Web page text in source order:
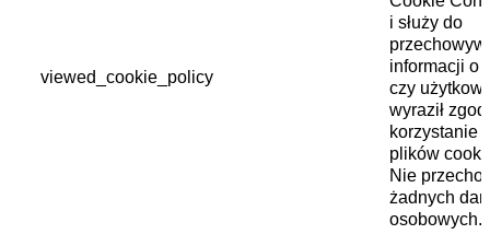
viewed_cookie_policy
i służy do
informacji o
czy
wyraził
korzystanie z
plików
Nie
żadnych
osobowych.